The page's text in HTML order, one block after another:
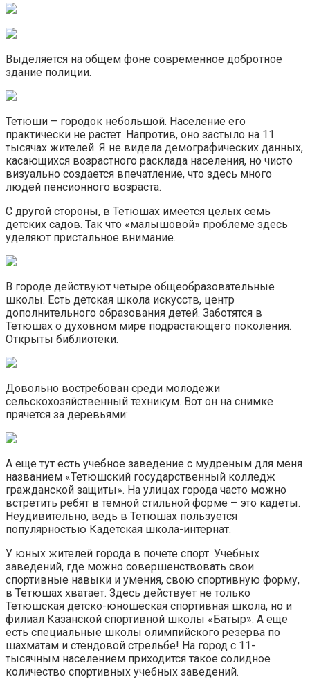
Выделяется на общем фоне современное добротное
здание полиции.
Тетюши – городок небольшой. Население его
практически не растет. Напротив, оно застыло на 11
тысячах жителей. Я не видела демографических данных,
касающихся возрастного расклада населения, но чисто
визуально создается впечатление, что здесь много
людей пенсионного возраста.
С другой стороны, в Тетюшах имеется целых семь
детских садов. Так что «малышовой» проблеме здесь
уделяют пристальное внимание.
В городе действуют четыре общеобразовательные
школы. Есть детская школа искусств, центр
дополнительного образования детей. Заботятся в
Тетюшах о духовном мире подрастающего поколения.
Открыты библиотеки.
Довольно востребован среди молодежи
сельскохозяйственный техникум. Вот он на снимке
прячется за деревьями:
А еще тут есть учебное заведение с мудреным для меня
названием «Тетюшский государственный колледж
гражданской защиты». На улицах города часто можно
встретить ребят в темной стильной форме – это кадеты.
Неудивительно, ведь в Тетюшах пользуется
популярностью Кадетская школа-интернат.
У юных жителей города в почете спорт. Учебных
заведений, где можно совершенствовать свои
спортивные навыки и умения, свою спортивную форму,
в Тетюшах хватает. Здесь действует не только
Тетюшская детско-юношеская спортивная школа, но и
филиал Казанской спортивной школы «Батыр». А еще
есть специальные школы олимпийского резерва по
шахматам и стендовой стрельбе! На город с 11-
тысячным населением приходится такое солидное
количество спортивных учебных заведений.